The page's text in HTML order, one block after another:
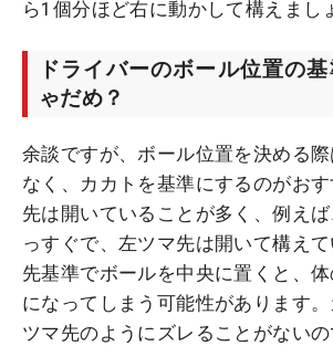
ら1個分ほど右に動かして構えまし
ドライバーのボール位置の
ゃだめ？
余談ですが、ボール位置を決める
なく、カカトを基準にするのがお
先は開いていることが多く、例え
っすぐで、左ツマ先は開いて構え
先基準でボールを中央に置くと、
になってしまう可能性があります
ツマ先のようにズレることがない